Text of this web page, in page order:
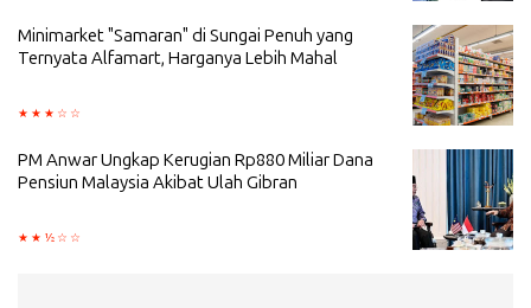
Minimarket "Samaran" di Sungai Penuh yang
Ternyata Alfamart, Harganya Lebih Mahal
PM Anwar Ungkap Kerugian Rp880 Miliar Dana
Pensiun Malaysia Akibat Ulah Gibran